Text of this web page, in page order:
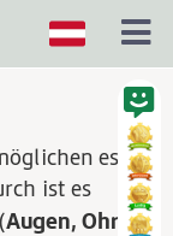
es,
ist es
Augen, Ohren,